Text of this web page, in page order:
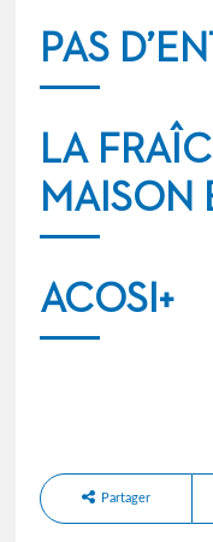
PAS
LA
MAISON
ACOSI+
Partager